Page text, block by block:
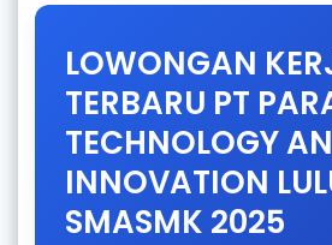
LOWONGAN
TERBARU PT
TECHNOLOGY
INNOVATION
SMASMK 2025